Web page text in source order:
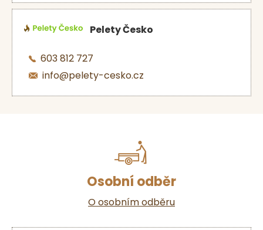
Pelety Česko
603 812 727
info@pelety-cesko.cz
Osobní odběr
O osobním odběru